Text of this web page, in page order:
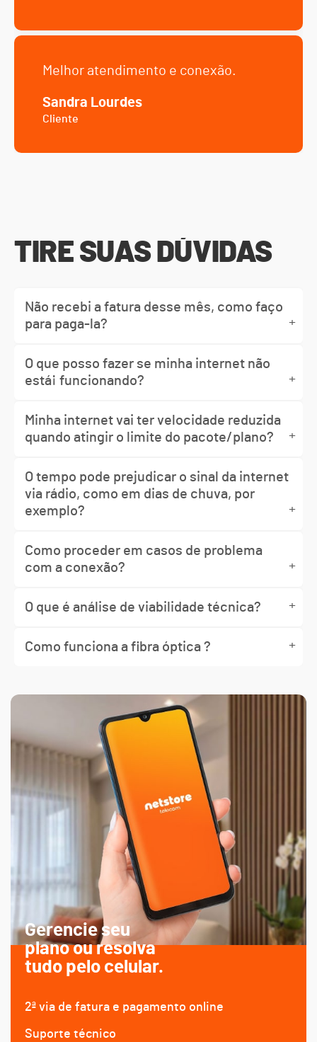
Melhor atendimento e conexão.
Sandra Lourdes
Cliente
TIRE SUAS DÚVIDAS
Não recebi a fatura desse mês, como faço
para paga-la?
+
O que posso fazer se minha internet não
está¡ funcionando?
+
Minha internet vai ter velocidade reduzida
quando atingir o limite do pacote/plano?
+
O tempo pode prejudicar o sinal da internet
via rádio, como em dias de chuva, por
exemplo?
+
Como proceder em casos de problema
com a conexão?
+
O que é análise de viabilidade técnica? +
Como funciona a fibra óptica ? +
Gerencie seu
plano ou resolva
tudo pelo celular.
2ª via de fatura e pagamento online
Suporte técnico